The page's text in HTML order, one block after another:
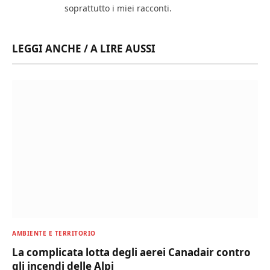
soprattutto i miei racconti.
LEGGI ANCHE / A LIRE AUSSI
AMBIENTE E TERRITORIO
La complicata lotta degli aerei Canadair contro
gli incendi delle Alpi